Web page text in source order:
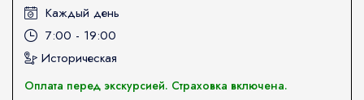
Каждый день
7:00 - 19:00
Историческая
Оплата перед экскурсией. Страховка включена.